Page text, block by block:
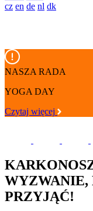
cz en de nl dk
NASZA RADA
YOGA DAY
Czytaj więcej
WYZWANIE,
PRZYJĄĆ!